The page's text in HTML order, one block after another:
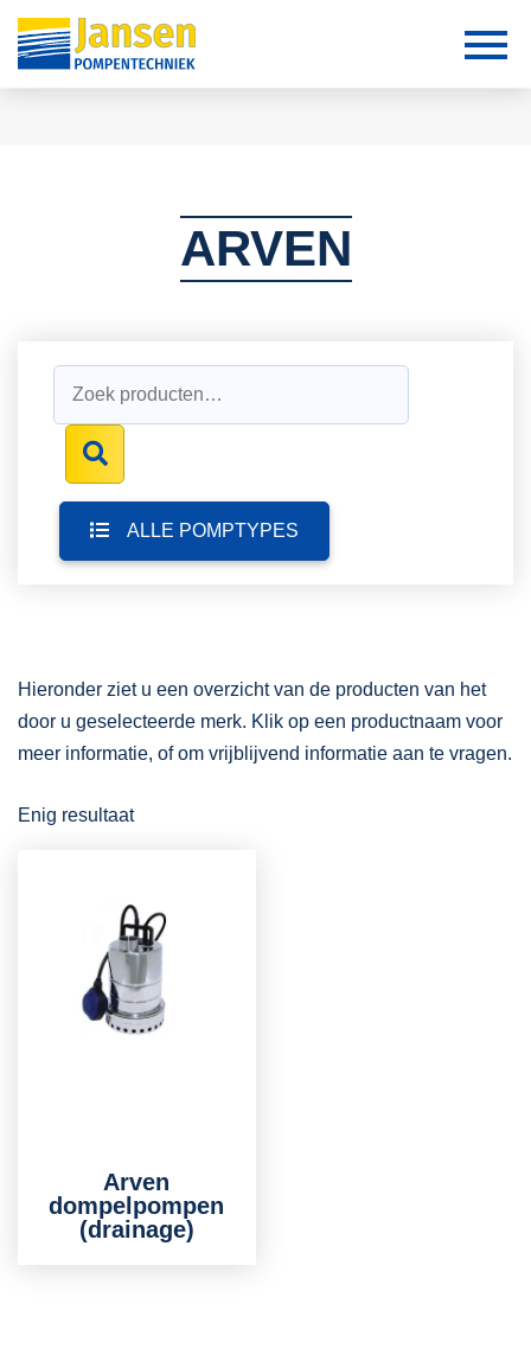
ARVEN
ALLE POMPTYPES
Hieronder ziet u een overzicht van de producten van het
door u geselecteerde merk. Klik op een productnaam voor
meer informatie, of om vrijblijvend informatie aan te vragen.
Enig resultaat
Arven
dompelpompen
(drainage)